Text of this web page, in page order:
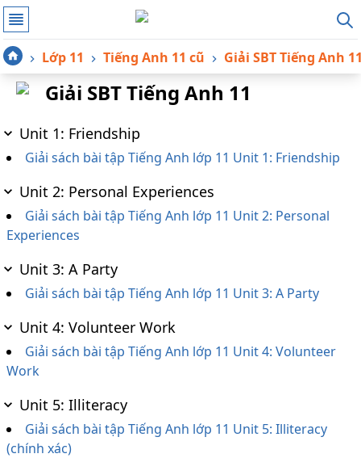
Lớp 11 Tiếng Anh 11 cũ Giải SBT Tiếng Anh
Giải SBT Tiếng Anh 11
Unit 1: Friendship
Giải sách bài tập Tiếng Anh lớp 11 Unit 1: Friendship
Unit 2: Personal Experiences
Giải sách bài tập Tiếng Anh lớp 11 Unit 2: Personal
Experiences
Unit 3: A Party
Giải sách bài tập Tiếng Anh lớp 11 Unit 3: A Party
Unit 4: Volunteer Work
Giải sách bài tập Tiếng Anh lớp 11 Unit 4: Volunteer
Work
Unit 5: Illiteracy
Giải sách bài tập Tiếng Anh lớp 11 Unit 5: Illiteracy
(chính xác)